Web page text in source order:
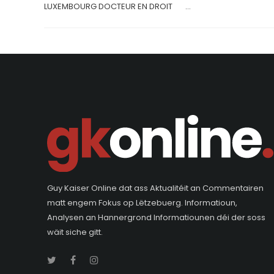
LUXEMBOURG DOCTEUR EN DROIT ...
Guy Kaiser Online dat ass Aktualitéit an Commentairen
matt engem Fokus op Lëtzebuerg. Informatioun,
Analysen an Hannergrond Informatiounen déi der soss
wäit siche gitt.